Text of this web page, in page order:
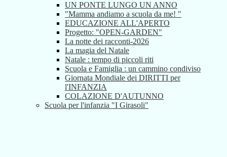
UN PONTE LUNGO UN ANNO
"Mamma andiamo a scuola da me! "
EDUCAZIONE ALL'APERTO
Progetto: "OPEN-GARDEN"
La notte dei racconti-2026
La magia del Natale
Natale : tempo di piccoli riti
Scuola e Famiglia : un cammino condiviso
Giornata Mondiale dei DIRITTI per
l'INFANZIA
COLAZIONE D'AUTUNNO
Scuola per l'infanzia "I Girasoli"